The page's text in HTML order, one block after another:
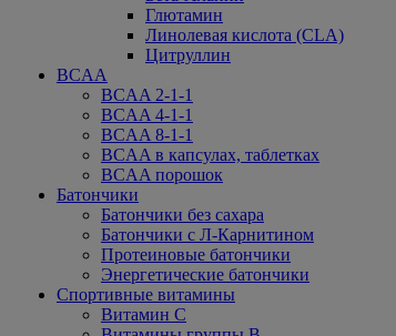
Глютамин
Линолевая кислота (CLA)
Цитруллин
BCAA
BCAA 2-1-1
BCAA 4-1-1
BCAA 8-1-1
BCAA в капсулах, таблетках
BCAA порошок
Батончики
Батончики без сахара
Батончики с Л-Карнитином
Протеиновые батончики
Энергетические батончики
Спортивные витамины
Витамин С